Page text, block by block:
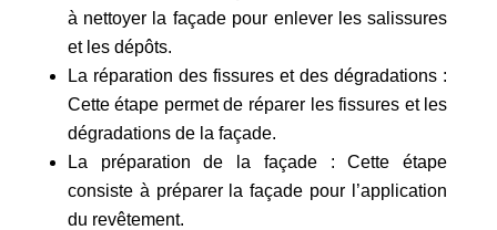
à nettoyer la façade pour enlever les salissures
et les dépôts.
La réparation des fissures et des dégradations :
Cette étape permet de réparer les fissures et les
dégradations de la façade.
La préparation de la façade : Cette étape
consiste à préparer la façade pour l’application
du revêtement.